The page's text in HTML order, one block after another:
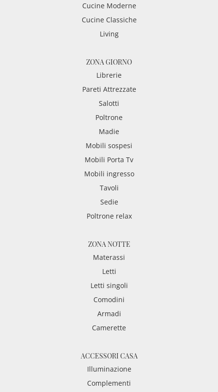
Cucine Moderne
Cucine Classiche
Living
ZONA GIORNO
Librerie
Pareti Attrezzate
Salotti
Poltrone
Madie
Mobili sospesi
Mobili Porta Tv
Mobili ingresso
Tavoli
Sedie
Poltrone relax
ZONA NOTTE
Materassi
Letti
Letti singoli
Comodini
Armadi
Camerette
ACCESSORI CASA
Illuminazione
Complementi